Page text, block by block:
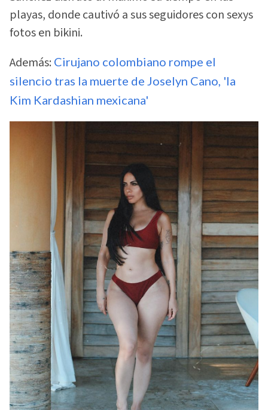
playas, donde cautivó a sus seguidores con sexys
fotos en bikini.
Además: Cirujano colombiano rompe el
silencio tras la muerte de Joselyn Cano, 'la
Kim Kardashian mexicana'